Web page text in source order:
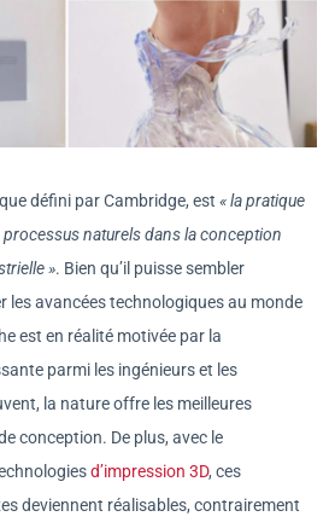
défini par Cambridge, est « la pratique
naturels dans la conception
». Bien qu’il puisse sembler
les avancées technologiques au monde
est en réalité motivée par la
parmi les ingénieurs et les
la nature offre les meilleures
conception. De plus, avec le
d’impression 3D, ces
deviennent réalisables, contrairement